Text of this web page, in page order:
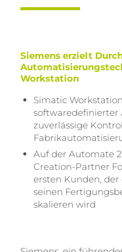
Siemens erzielt
Workstation
Simatic
zuverlässige
Auf der Automate
Creation-Partner
ersten Kunden,
seinen
skalieren wird